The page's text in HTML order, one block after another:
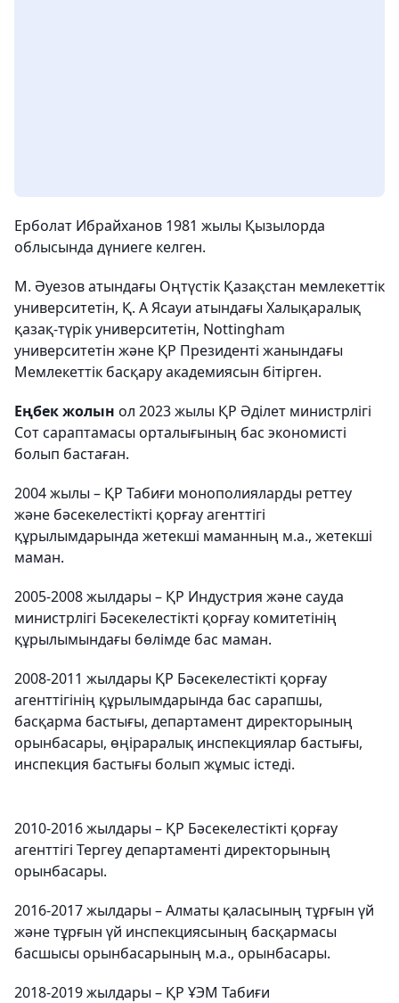
Ерболат Ибрайханов 1981 жылы Қызылорда
облысында дүниеге келген.
М. Әуезов атындағы Оңтүстік Қазақстан мемлекеттік
университетін, Қ. А Ясауи атындағы Халықаралық
қазақ-түрік университетін, Nottingham
университетін және ҚР Президенті жанындағы
Мемлекеттік басқару академиясын бітірген.
Еңбек жолын ол 2023 жылы ҚР Әділет министрлігі
Сот сараптамасы орталығының бас экономисті
болып бастаған.
2004 жылы – ҚР Табиғи монополияларды реттеу
және бәсекелестікті қорғау агенттігі
құрылымдарында жетекші маманның м.а., жетекші
маман.
2005-2008 жылдары – ҚР Индустрия және сауда
министрлігі Бәсекелестікті қорғау комитетінің
құрылымындағы бөлімде бас маман.
2008-2011 жылдары ҚР Бәсекелестікті қорғау
агенттігінің құрылымдарында бас сарапшы,
басқарма бастығы, департамент директорының
орынбасары, өңіраралық инспекциялар бастығы,
инспекция бастығы болып жұмыс істеді.
2010-2016 жылдары – ҚР Бәсекелестікті қорғау
агенттігі Тергеу департаменті директорының
орынбасары.
2016-2017 жылдары – Алматы қаласының тұрғын үй
және тұрғын үй инспекциясының басқармасы
басшысы орынбасарының м.а., орынбасары.
2018-2019 жылдары – ҚР ҰЭМ Табиғи